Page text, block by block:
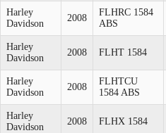
Harley
Davidson
2008
FLHRC 1584
ABS
Harley
Davidson
2008 FLHT 1584
Harley
Davidson
2008
FLHTCU
1584 ABS
Harley
Davidson
2008 FLHX 1584